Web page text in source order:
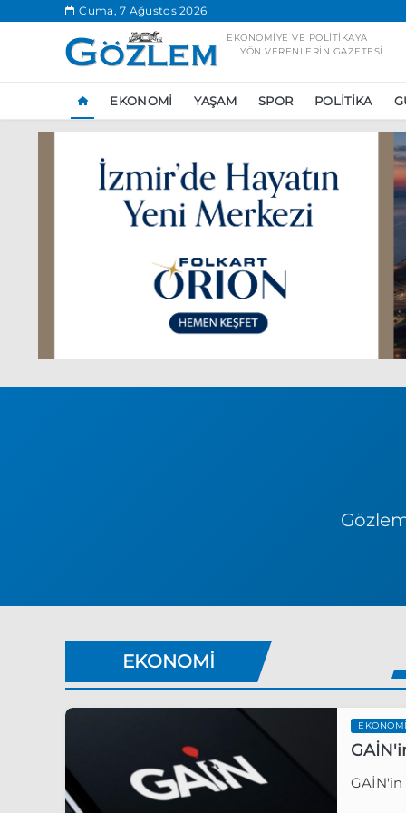
Cuma, 7 Ağustos 2026
EKONOMIYE VE POLITIKAYA
YÖN VERENLERIN GAZETESI
EKONOMI YAŞAM SPOR POLITIKA
Ünlü çift bir
EKONOMI
EKONOMI